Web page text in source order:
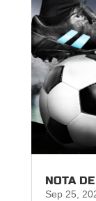
NOTA
Sep 25,